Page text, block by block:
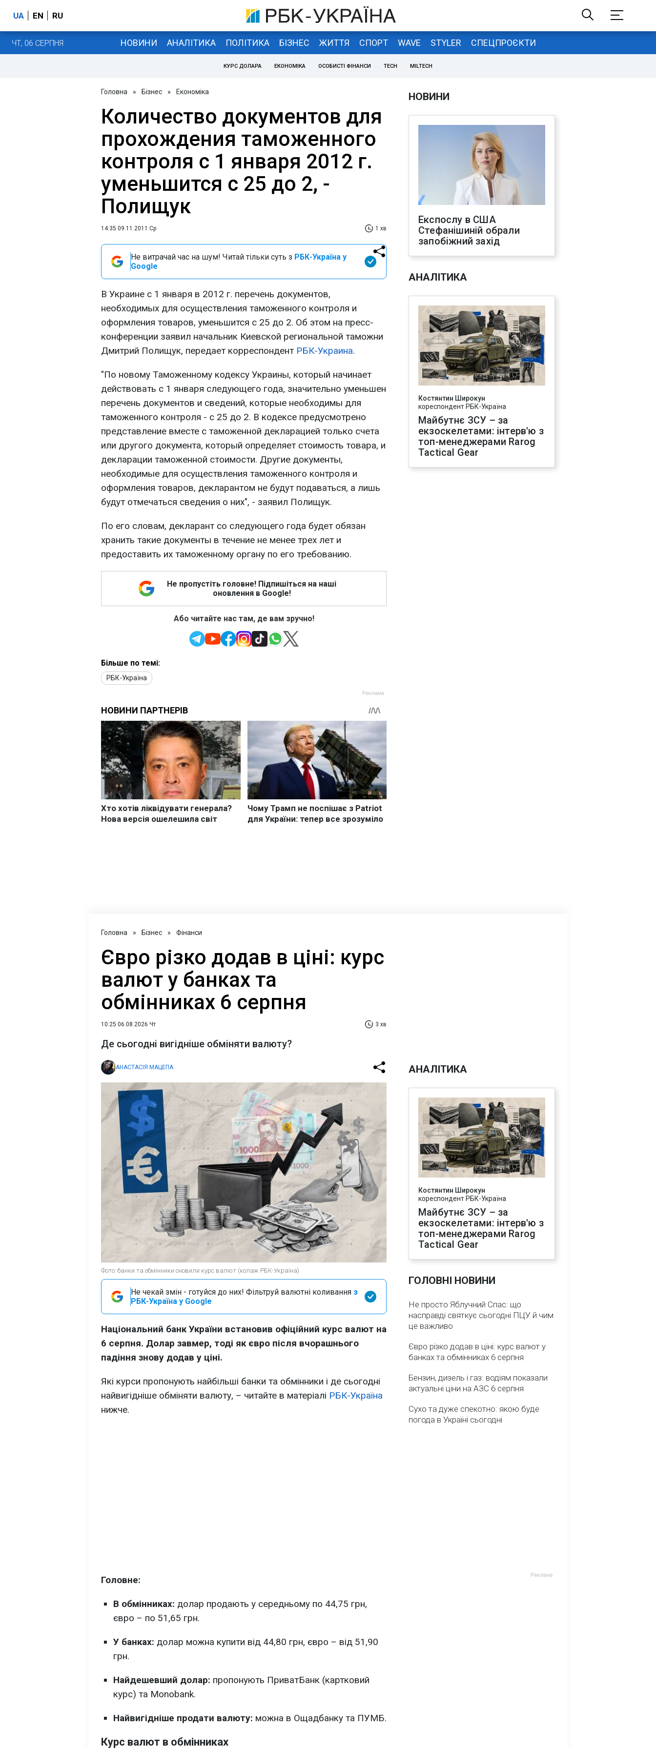
UA EN RU
ЧТ, 06 СЕРПНЯ НОВИНИ АНАЛІТИКА ПОЛІТИКА БІЗНЕС ЖИТТЯ СПОРТ WAVE STYLER СПЕЦПРОЄКТИ
КУРС ДОЛАРА ЕКОНОМІКА ОСОБИСТІ ФІНАНСИ TECH MILTECH
Головна » Бізнес » Економіка
Количество документов для
прохождения таможенного
контроля с 1 января 2012 г.
уменьшится с 25 до 2, -
Полищук
14:35 09.11.2011 Ср 1 хв
Не витрачай час на шум! Читай тільки суть з РБК-Україна у
Google
В Украине с 1 января в 2012 г. перечень документов,
необходимых для осуществления таможенного контроля и
оформления товаров, уменьшится с 25 до 2. Об этом на пресс-
конференции заявил начальник Киевской региональной таможни
Дмитрий Полищук, передает корреспондент РБК-Украина.
"По новому Таможенному кодексу Украины, который начинает
действовать с 1 января следующего года, значительно уменьшен
перечень документов и сведений, которые необходимы для
таможенного контроля - с 25 до 2. В кодексе предусмотрено
представление вместе с таможенной декларацией только счета
или другого документа, который определяет стоимость товара, и
декларации таможенной стоимости. Другие документы,
необходимые для осуществления таможенного контроля и
оформления товаров, декларантом не будут подаваться, а лишь
будут отмечаться сведения о них", - заявил Полищук.
По его словам, декларант со следующего года будет обязан
хранить такие документы в течение не менее трех лет и
предоставить их таможенному органу по его требованию.
Не пропустіть головне! Підпишіться на наші
оновлення в Google!
Або читайте нас там, де вам зручно!
Більше по темі:
РБК-Україна
НОВИНИ
Експослу в США
Стефанішиній обрали
запобіжний захід
АНАЛІТИКА
Костянтин Широкун
кореспондент РБК-Україна
Майбутнє ЗСУ – за
екзоскелетами: інтерв'ю з
топ-менеджерами Rarog
Tactical Gear
Головна » Бізнес » Фінанси
Євро різко додав в ціні: курс
валют у банках та
обмінниках 6 серпня
10:25 06.08.2026 Чт 3 хв
Де сьогодні вигідніше обміняти валюту?
АНАСТАСІЯ МАЦЕПА
Фото: банки та обмінники оновили курс валют (колаж РБК-Україна)
Не чекай змін - готуйся до них! Фільтруй валютні коливання з
РБК-Україна у Google
Національний банк України встановив офіційний курс валют на
6 серпня. Долар завмер, тоді як євро після вчорашнього
падіння знову додав у ціні.
Які курси пропонують найбільші банки та обмінники і де сьогодні
найвигідніше обміняти валюту, – читайте в матеріалі РБК-Україна
нижче.
Головне:
В обмінниках: долар продають у середньому по 44,75 грн,
євро – по 51,65 грн.
У банках: долар можна купити від 44,80 грн, євро – від 51,90
грн.
Найдешевший долар: пропонують ПриватБанк (картковий
курс) та Monobank.
Найвигідніше продати валюту: можна в Ощадбанку та ПУМБ.
Курс валют в обмінниках
АНАЛІТИКА
Костянтин Широкун
кореспондент РБК-Україна
Майбутнє ЗСУ – за
екзоскелетами: інтерв'ю з
топ-менеджерами Rarog
Tactical Gear
ГОЛОВНІ НОВИНИ
Не просто Яблучний Спас: що
насправді святкує сьогодні ПЦУ й чим
це важливо
Євро різко додав в ціні: курс валют у
банках та обмінниках 6 серпня
Бензин, дизель і газ: водіям показали
актуальні ціни на АЗС 6 серпня
Сухо та дуже спекотно: якою буде
погода в Україні сьогодні